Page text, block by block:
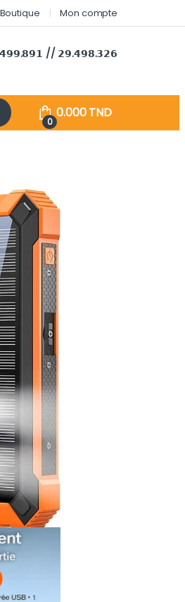
Boutique Mon compte
// 𝟮𝟵.𝟰𝟵𝟴.𝟯𝟮𝟲
0
0.000TND